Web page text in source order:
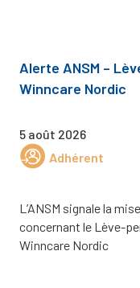
Alerte ANSM –
Winncare Nordic
5 août 2026
Adhérent
L’ANSM signale la
concernant le Lève-
Winncare Nordic